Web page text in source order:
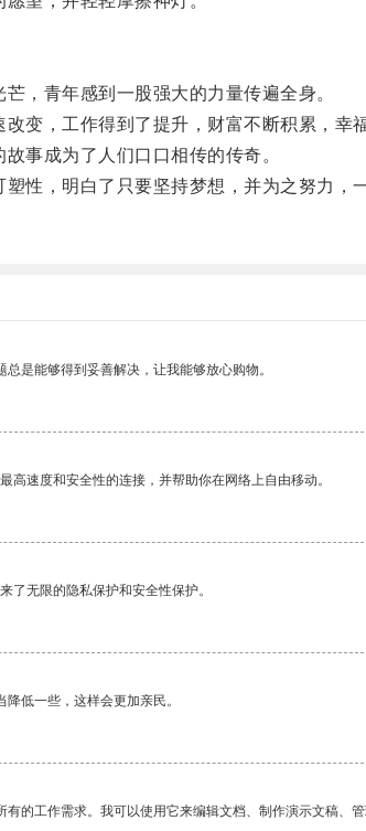
青年感到一股强大的力量传遍全身。
，工作得到了提升，财富不断积累，幸福
成为了人们口口相传的传奇。
，明白了只要坚持梦想，并为之努力，一
是能够得到妥善解决，让我能够放心购物。
高速度和安全性的连接，并帮助你在网络上自由移动。
了无限的隐私保护和安全性保护。
低一些，这样会更加亲民。
的工作需求。我可以使用它来编辑文档、制作演示文稿、管